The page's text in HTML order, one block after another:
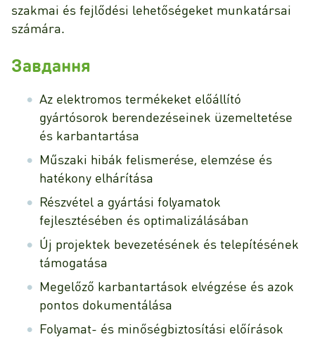
szakmai és fejlődési lehetőségeket munkatársai
számára.
Завдання
Az elektromos termékeket előállító
gyártósorok berendezéseinek üzemeltetése
és karbantartása
Műszaki hibák felismerése, elemzése és
hatékony elhárítása
Részvétel a gyártási folyamatok
fejlesztésében és optimalizálásában
Új projektek bevezetésének és telepítésének
támogatása
Megelőző karbantartások elvégzése és azok
pontos dokumentálása
Folyamat- és minőségbiztosítási előírások